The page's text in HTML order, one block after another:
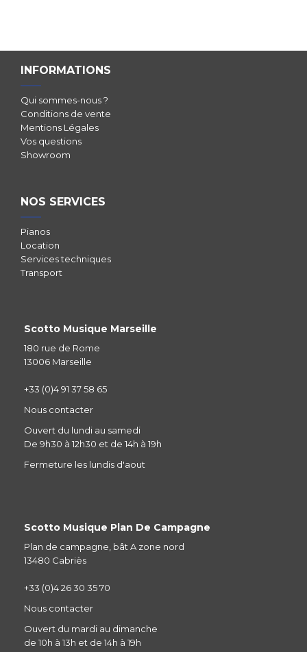
INFORMATIONS
Qui sommes-nous ?
Conditions de vente
Mentions Légales
Vos questions
Showroom
NOS SERVICES
Pianos
Location
Services techniques
Transport
Scotto Musique Marseille
180 rue de Rome
13006 Marseille
+33 (0)4 91 37 58 65
Nous contacter
Ouvert du lundi au samedi
De 9h30 à 12h30 et de 14h à 19h
Fermeture les lundis d'aout
Scotto Musique Plan De Campagne
Plan de campagne, bât A zone nord
13480 Cabriès
+33 (0)4 26 30 35 70
Nous contacter
Ouvert du mardi au dimanche
de 10h à 13h et de 14h à 19h